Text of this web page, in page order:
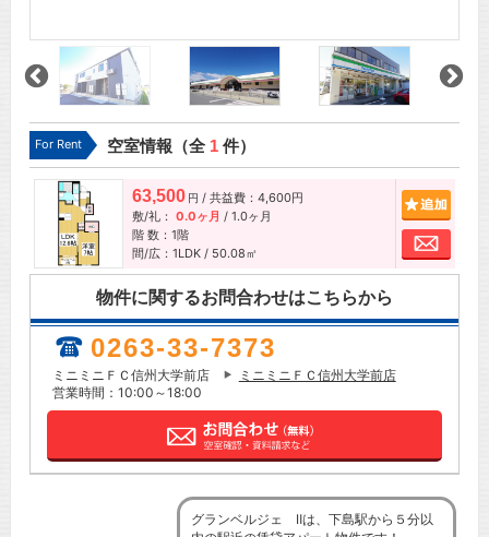
For Rent 空室情報（全 1件）
63,500 円 / 共益費：4,600円
敷/礼： 0.0ヶ月 / 1.0ヶ月
階 数：1階
間/広：1LDK / 50.08㎡
お問
物件に関するお問合わせはこちらから
0263-33-7373
ミニミニＦＣ信州大学前店
ミニミニＦＣ信州大学前店
営業時間：10:00～18:00
グランベルジェ Ⅱは、下島駅から５分以